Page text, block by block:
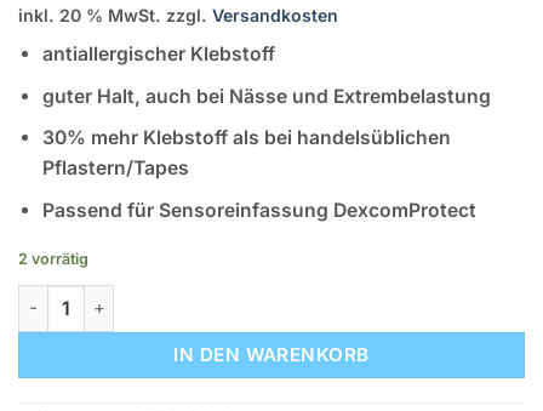
inkl. 20 % MwSt. zzgl. Versandkosten
antiallergischer Klebstoff
guter Halt, auch bei Nässe und Extrembelastung
30% mehr Klebstoff als bei handelsüblichen
Pflastern/Tapes
Passend für Sensoreinfassung DexcomProtect
2 vorrätig
Dexcom Fixierungspflaster (G6) - Mix (10 Stück) Menge
IN DEN WARENKORB